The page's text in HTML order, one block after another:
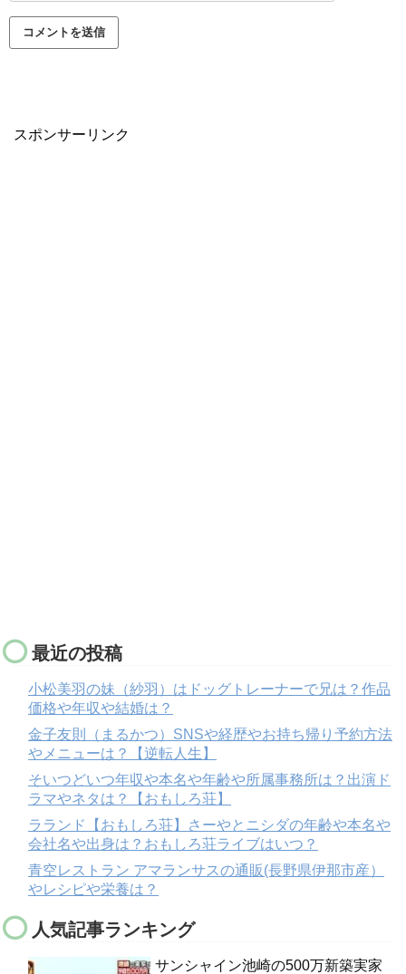
スポンサーリンク
最近の投稿
小松美羽の妹（紗羽）はドッグトレーナーで兄は？作品
価格や年収や結婚は？
金子友則（まるかつ）SNSや経歴やお持ち帰り予約方法
やメニューは？【逆転人生】
そいつどいつ年収や本名や年齢や所属事務所は？出演ド
ラマやネタは？【おもしろ荘】
ラランド【おもしろ荘】さーやとニシダの年齢や本名や
会社名や出身は？おもしろ荘ライブはいつ？
青空レストラン アマランサスの通販(長野県伊那市産）
やレシピや栄養は？
人気記事ランキング
サンシャイン池崎の500万新築実家